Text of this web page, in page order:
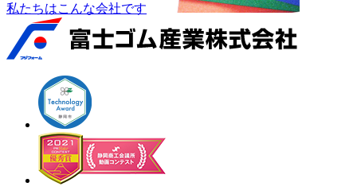
私たちはこんな会社です